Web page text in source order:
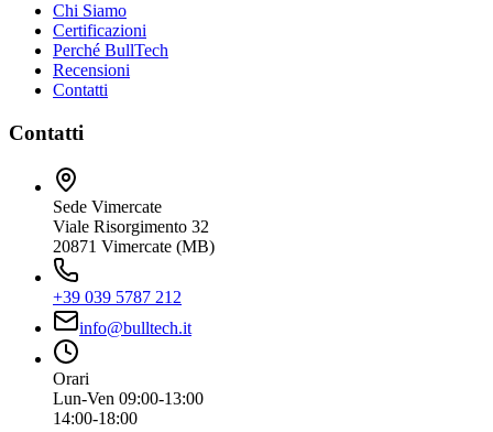
Chi Siamo
Certificazioni
Perché BullTech
Recensioni
Contatti
Contatti
Sede Vimercate
Viale Risorgimento 32
20871 Vimercate (MB)
+39 039 5787 212
info@bulltech.it
Orari
Lun-Ven 09:00-13:00
14:00-18:00